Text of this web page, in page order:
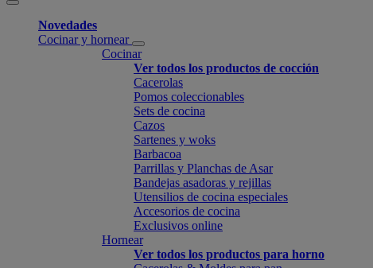
Novedades
Cocinar y hornear
Cocinar
Ver todos los productos de cocción
Cacerolas
Pomos coleccionables
Sets de cocina
Cazos
Sartenes y woks
Barbacoa
Parrillas y Planchas de Asar
Bandejas asadoras y rejillas
Utensilios de cocina especiales
Accesorios de cocina
Exclusivos online
Hornear
Ver todos los productos para horno